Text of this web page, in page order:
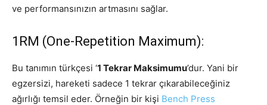
ve performansınızın artmasını sağlar.
1RM (One-Repetition Maximum):
Bu tanımın türkçesi ‘1 Tekrar Maksimumu’dur. Yani bir
egzersizi, hareketi sadece 1 tekrar çıkarabileceğiniz
ağırlığı temsil eder. Örneğin bir kişi Bench Press